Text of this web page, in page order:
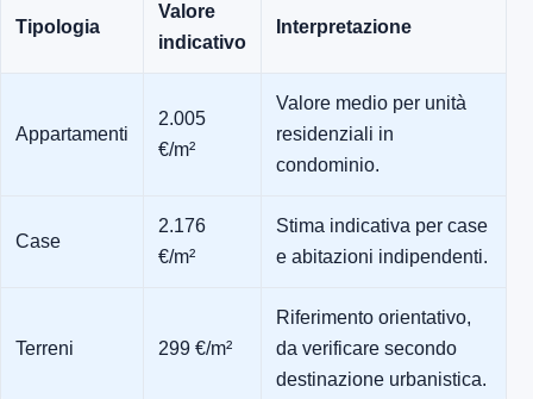
Tipologia
Valore
indicativo
Interpretazione
Appartamenti
2.005
€/m²
Valore medio per unità
residenziali in
condominio.
Case
2.176
€/m²
Stima indicativa per case
e abitazioni indipendenti.
Terreni 299 €/m²
Riferimento orientativo,
da verificare secondo
destinazione urbanistica.